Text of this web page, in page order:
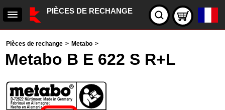
PIÈCES DE RECHANGE
Pièces de rechange > Metabo >
Metabo B E 622 S R+L